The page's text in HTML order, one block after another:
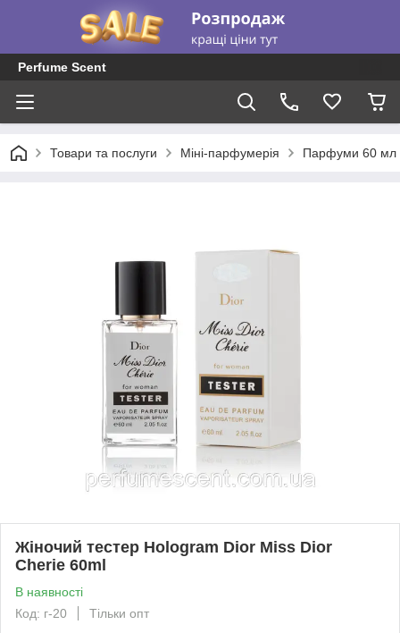
Perfume Scent
Товари та послуги Міні-парфумерія Парфуми 60 мл
Жіночий тестер Hologram Dior Miss Dior
Cherie 60ml
В наявності
Код: г-20
Тільки опт